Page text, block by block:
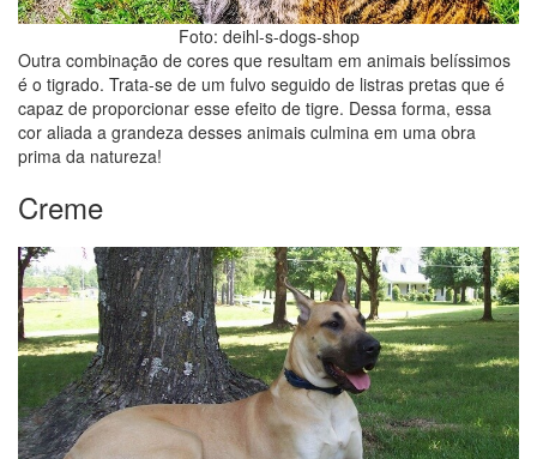
Foto: deihl-s-dogs-shop
Outra combinação de cores que resultam em animais belíssimos
é o tigrado. Trata-se de um fulvo seguido de listras pretas que é
capaz de proporcionar esse efeito de tigre. Dessa forma, essa
cor aliada a grandeza desses animais culmina em uma obra
prima da natureza!
Creme